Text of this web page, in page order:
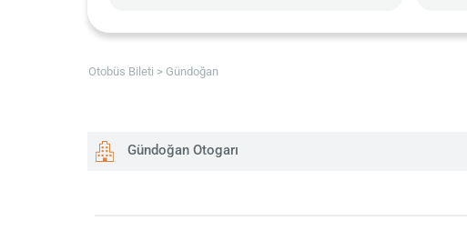
Otobüs Bileti Gündoğan
Gündoğan Otogarı